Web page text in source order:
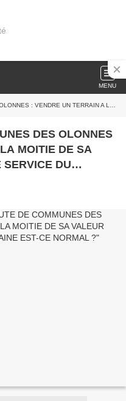
MENU
SA VALEUR ESTIMEE PAR LE SERVICE DU DOMAINE EST-CE NORMAL ?
DES OLONNES
MOITIE DE SA
DU
?